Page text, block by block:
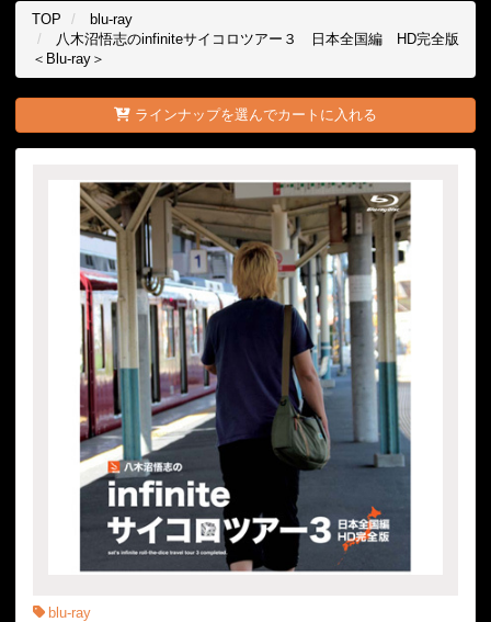
TOP
blu-ray
八木沼悟志のinfiniteサイコロツアー３ 日本全国編 HD完全版
＜Blu-ray＞
ラインナップを選んでカートに入れる
blu-ray